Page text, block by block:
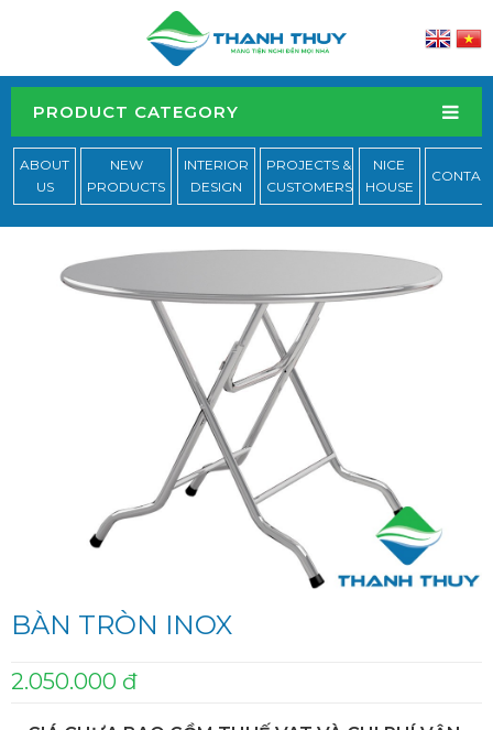
PRODUCT CATEGORY
ABOUT
US
NEW
PRODUCTS
INTERIOR
DESIGN
PROJECTS &
CUSTOMERS
NICE
HOUSE
BÀN TRÒN INOX
2.050.000 đ